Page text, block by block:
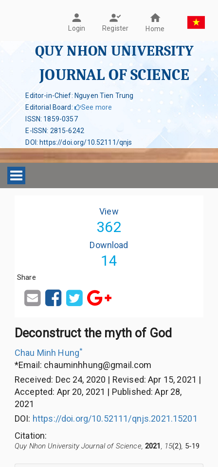
Login Register Home
QUY NHON UNIVERSITY
JOURNAL OF SCIENCE
Editor-in-Chief: Nguyen Tien Trung
Editorial Board:
See more
ISSN: 1859-0357
E-ISSN: 2815-6242
DOI : https://doi.org/10.52111/qnjs
Toggle navigation
View
362
Download
14
Share
Deconstruct the myth of God
Chau Minh Hung*
*Email: chauminhhung@gmail.com
Received: Dec 24, 2020 | Revised: Apr 15, 2021 |
Accepted: Apr 20, 2021 | Published: Apr 28,
2021
DOI: https://doi.org/10.52111/qnjs.2021.15201
Citation:
Quy Nhon University Journal of Science, 2021, 15(2), 5-19